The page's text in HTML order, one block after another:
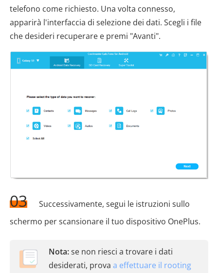
telefono come richiesto. Una volta connesso,
apparirà l'interfaccia di selezione dei dati. Scegli i file
che desideri recuperare e premi "Avanti".
03
Successivamente, segui le istruzioni sullo
schermo per scansionare il tuo dispositivo OnePlus.
Nota:se non riesci a trovare i dati
desiderati, prova a effettuare il rooting